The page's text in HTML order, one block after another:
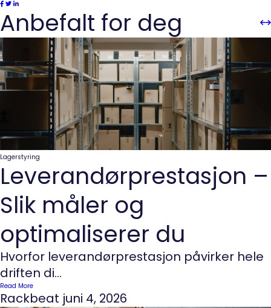
Anbefalt for deg
Lagerstyring
Leverandørprestasjon –
Slik måler og
optimaliserer du
Hvorfor leverandørprestasjon påvirker hele
driften di...
Read More
Rackbeat juni 4, 2026